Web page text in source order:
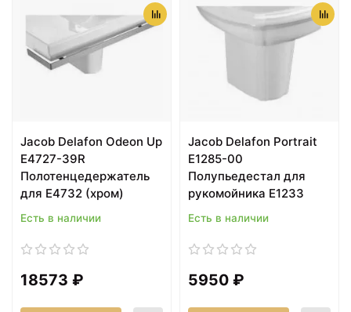
Jacob Delafon Odeon Up
E4727-39R
Полотенцедержатель
для E4732 (хром)
Есть в наличии
18573 ₽
Jacob Delafon Portrait
E1285-00
Полупьедестал для
рукомойника E1233
Есть в наличии
5950 ₽